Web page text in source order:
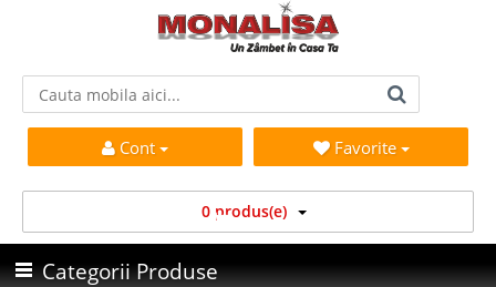
Cont Favorite
0 produs(e)
Categorii Produse